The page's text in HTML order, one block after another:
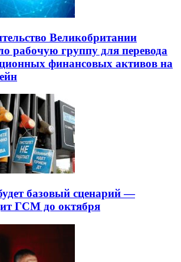
Великобритании
рабочую группу для перевода
финансовых активов на
базовый сценарий —
ГСМ до октября